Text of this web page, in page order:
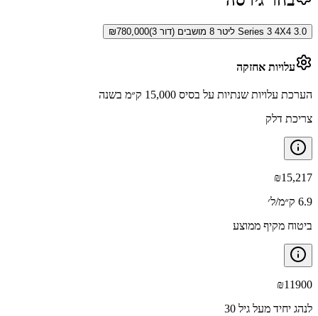
Series 3 4X4 3.0 ליטר 8 מושבים (דור 3) ₪780,000
עלויות אחזקה
הערכת עלויות שנתיות על בסיס 15,000 ק״מ בשנה
צריכת דלק
₪15,217
6.9 ק״מ/ל׳
ביטוח מקיף ממוצע
₪11900
לנהג יחיד מעל גיל 30